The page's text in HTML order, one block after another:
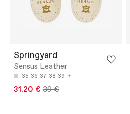
Springyard
Sensus Leather
35 36 37 38 39
31.20 € 39 €